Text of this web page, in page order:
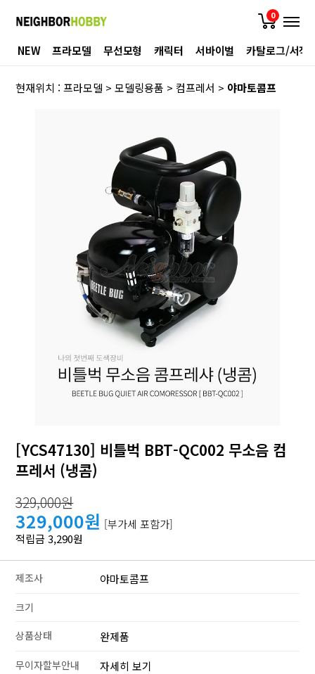
0
NEW 프라모델 무선모형 캐릭터 서바이벌 카탈로그/서적
현재위치 :프라모델 >모델링용품 > 컴프레서 > 야마토콤프
[YCS47130] 비틀벅 BBT-QC002 무소음 컴
프레서 (냉콤)
329,000원
329,000원 [부가세 포함가]
적립금 3,290원
제조사 야마토콤프
크기
상품상태
완제품
무이자할부안내 자세히 보기